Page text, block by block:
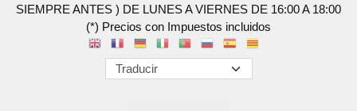
SIEMPRE ANTES ) DE LUNES A VIERNES DE 16:00 A 18:00
(*) Precios con Impuestos incluidos